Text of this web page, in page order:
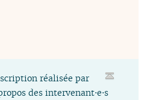
réalisée par
des intervenant⋅e⋅s